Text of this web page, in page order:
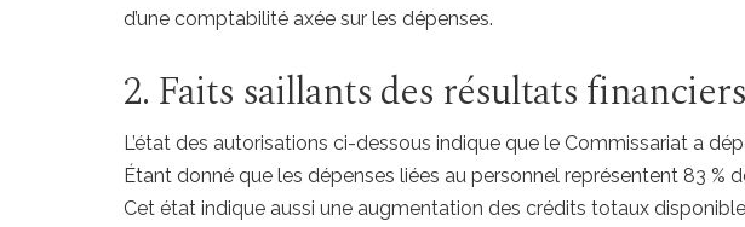
d’une comptabilité axée sur les dépenses.
2. Faits saillants des résultats
L’état des autorisations ci-dessous indique que le Commissariat a
Étant donné que les dépenses liées au personnel représentent 83 %
Cet état indique aussi une augmentation des crédits totaux